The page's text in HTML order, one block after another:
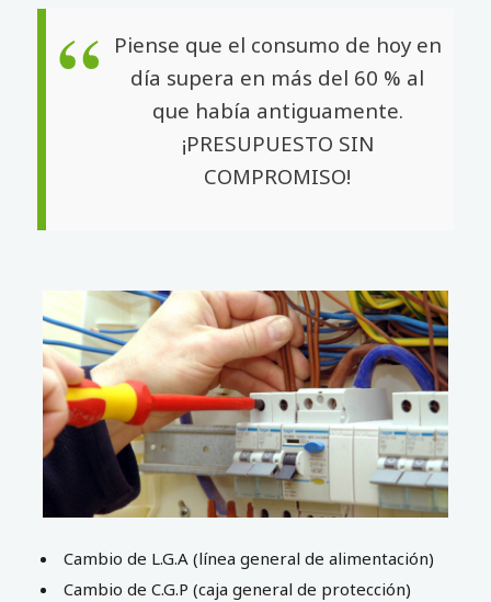
Piense que el consumo de hoy en
día supera en más del 60 % al
que había antiguamente.
¡PRESUPUESTO SIN
COMPROMISO!
Cambio de L.G.A (línea general de alimentación)
Cambio de C.G.P (caja general de protección)